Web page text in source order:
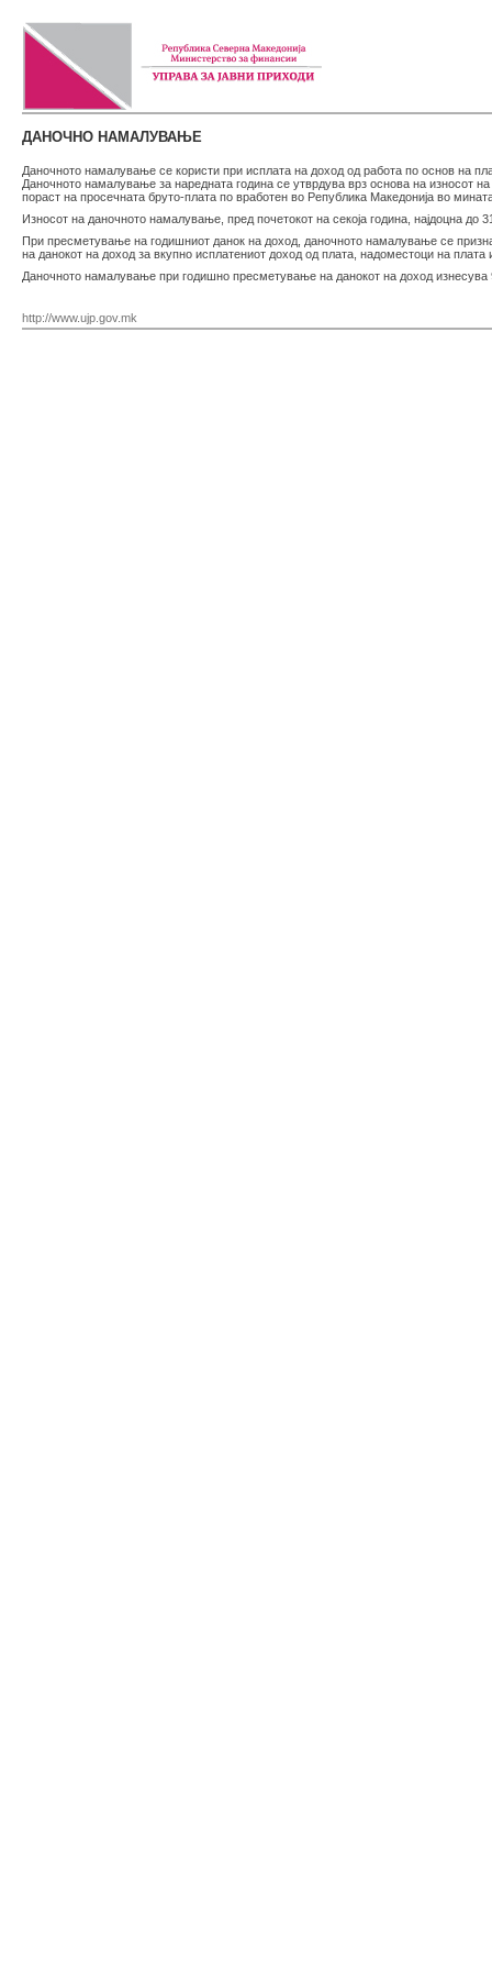
ДАНОЧНО НАМАЛУВАЊЕ
Даночното намалување се користи при исплата на доход од работа по основ на
Даночното намалување за наредната година се утврдува врз основа на износот
пораст на просечната бруто-плата по вработен во Република Македонија во
Износот на даночното намалување, пред почетокот на секоја година, најдоцна до
При пресметување на годишниот данок на доход, даночното намалување се
на данокот на доход за вкупно исплатениот доход од плата, надоместоци на плата
Даночното намалување при годишно пресметување на данокот на доход изнесува
http://www.ujp.gov.mk